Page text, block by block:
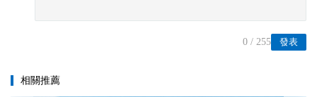
發表
0 / 255
相關推薦